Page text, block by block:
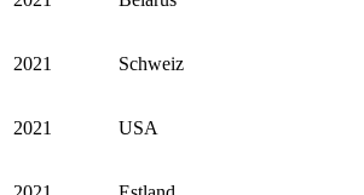
2021 Schweiz
2021 USA